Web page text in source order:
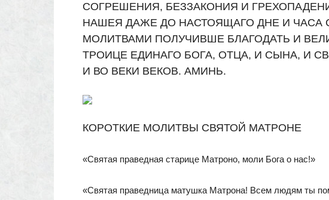
СОГРЕШЕНИЯ, БЕЗЗАКОНИЯ И
НАШЕЯ ДАЖЕ ДО НАСТОЯЩАГО ДНЕ И ЧАСА
МОЛИТВАМИ ПОЛУЧИВШЕ БЛАГОДАТЬ И
ТРОИЦЕ ЕДИНАГО БОГА, ОТЦА, И СЫНА, И
И ВО ВЕКИ ВЕКОВ. АМИНЬ.
КОРОТКИЕ МОЛИТВЫ СВЯТОЙ МАТРОНЕ
«Святая праведная старице Матроно, моли Бога о нас!»
«Святая праведница матушка Матрона! Всем людям ты